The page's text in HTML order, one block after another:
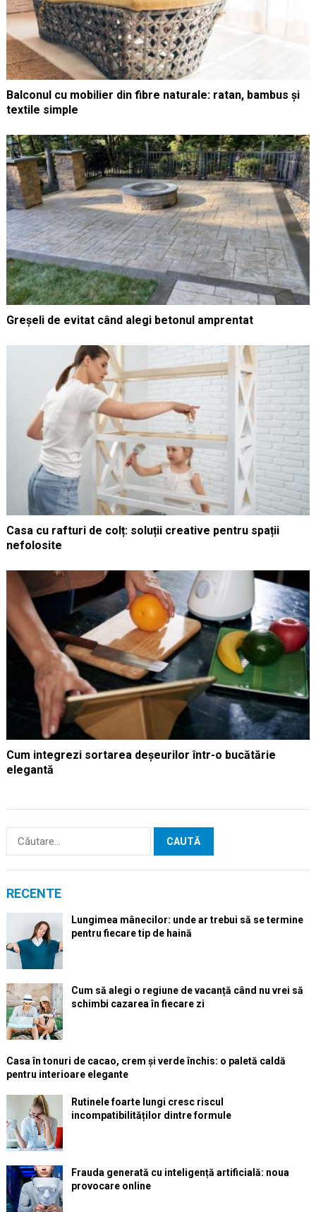
Balconul cu mobilier din fibre naturale: ratan, bambus și
textile simple
Greșeli de evitat când alegi betonul amprentat
Casa cu rafturi de colț: soluții creative pentru spații
nefolosite
Cum integrezi sortarea deșeurilor într-o bucătărie
elegantă
Caută
RECENTE
Lungimea mânecilor: unde ar trebui să se termine
pentru fiecare tip de haină
Cum să alegi o regiune de vacanță când nu vrei să
schimbi cazarea în fiecare zi
Casa în tonuri de cacao, crem și verde închis: o paletă caldă
pentru interioare elegante
Rutinele foarte lungi cresc riscul
incompatibilităților dintre formule
Frauda generată cu inteligență artificială: noua
provocare online